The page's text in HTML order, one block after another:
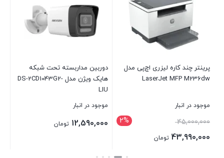
پرینتر چند کاره لیزری اچ‌پی مدل
LaserJet MFP M236dw
موجود در انبار
2% 45,000,000
43,990,000 تومان
دوربین مداربسته تحت شبکه
هایک ویژن مدل DS-2CD1043G2-
LIU
موجود در انبار
12,590,000 تومان